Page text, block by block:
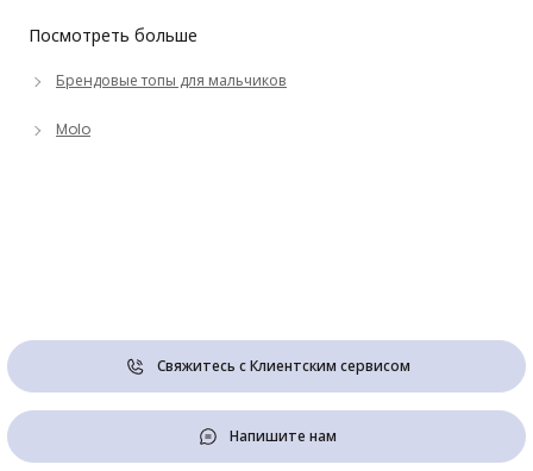
Посмотреть больше
Брендовые топы для мальчиков
Molo
Свяжитесь с Клиентским сервисом
Напишите нам